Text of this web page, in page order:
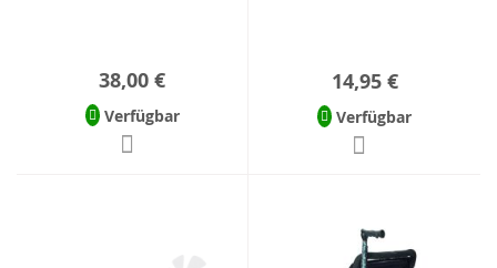
38,00 €
Verfügbar
14,95 €
Verfügbar